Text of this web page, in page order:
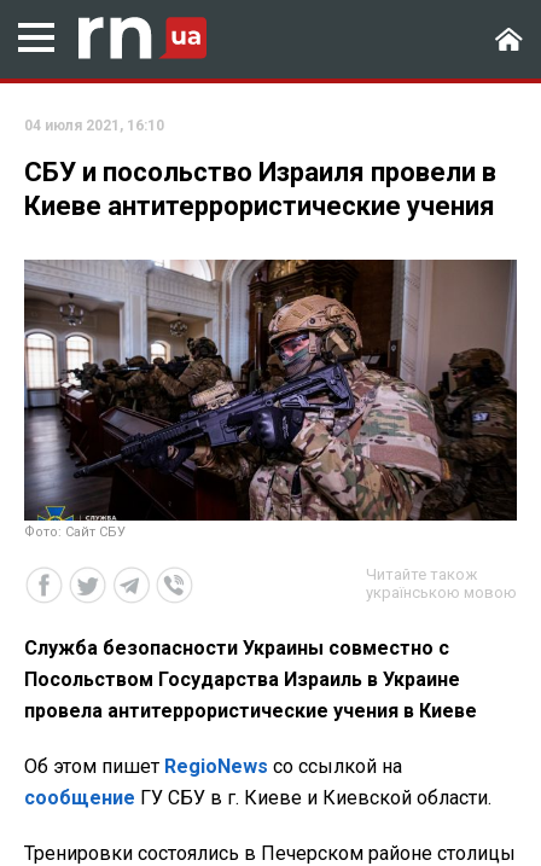
04 июля 2021, 16:10
СБУ и посольство Израиля провели в
Киеве антитеррористические учения
Фото: Сайт СБУ
Читайте також
українською мовою
Служба безопасности Украины совместно с
Посольством Государства Израиль в Украине
провела антитеррористические учения в Киеве
Об этом пишет RegioNews со ссылкой на
сообщение ГУ СБУ в г. Киеве и Киевской области.
Тренировки состоялись в Печерском районе столицы